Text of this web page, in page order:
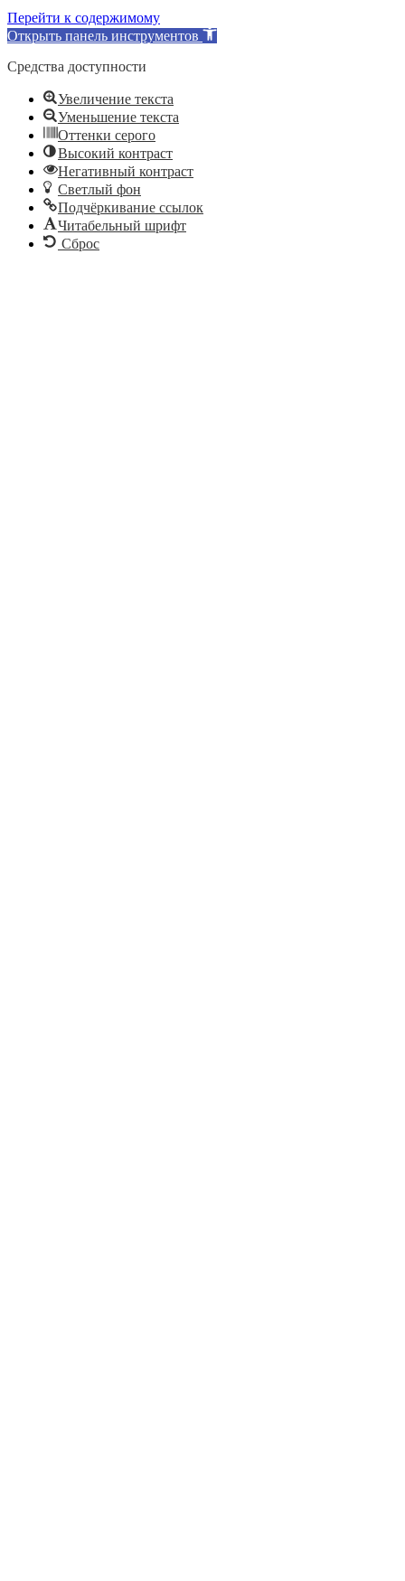
Перейти к содержимому
Открыть панель инструментов
Средства доступности
Увеличение текста
Уменьшение текста
Оттенки серого
Высокий контраст
Негативный контраст
Светлый фон
Подчёркивание ссылок
Читабельный шрифт
Сброс